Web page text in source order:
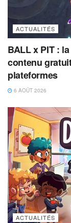
ACTUALITÉS
BALL x PIT :
contenu
plateformes
6 AOÛT 2026
ACTUALITÉS